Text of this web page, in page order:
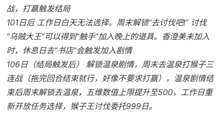
战，打赢触发结局
101日后 工作日白天无法选择。周末解锁“去讨伐吧!” 讨伐
“乌贼大王”可以得到“触手”加入晚上的道具。香澄美未加入
时，休息日去“书店”会触发加入剧情
106日（结局触发后） 解锁温泉剧情，周末去温泉打猴子三
连战（拖完回合结束就行，好像不要求打赢），温泉剧情结
束后周末解锁去温泉，五维数值上限提升至500，工作日重
新开放任务选择，猴子王讨伐委托999日。